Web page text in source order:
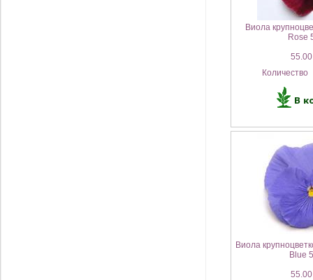
Виола
Rose
Количество
Виола
Blue